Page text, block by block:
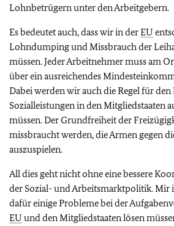
Lohnbetrügern unter den Arbeitgebern.
Es bedeutet auch, dass wir in derEU
Lohndumping und Missbrauch der
müssen. Jeder Arbeitnehmer muss am
über ein ausreichendes
Dabei werden wir auch die Regel für den
Sozialleistungen in den Mitgliedstaaten
müssen. Der Grundfreiheit der
missbraucht werden, die Armen gegen
auszuspielen.
All dies geht nicht ohne eine bessere
der Sozial- und Arbeitsmarktpolitik. Mir
dafür einige Probleme bei der
EU und den Mitgliedstaaten lösen